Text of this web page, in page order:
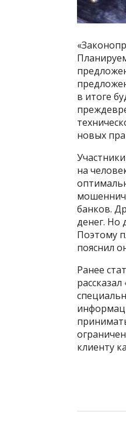
в итоге
новых
на
банков.
денег. Но
Поэтому
пояснил
Ранее
клиенту